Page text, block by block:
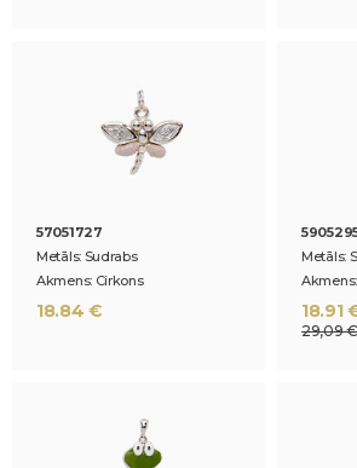
57051727
Metāls: Sudrabs
Akmens: Cirkons
18.84 €
Metāls:
18.91
29,09 €